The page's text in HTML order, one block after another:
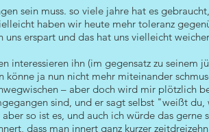
sein muss. so viele jahre hat es
haben wir heute mehr toleranz
erspart und das hat uns vielleicht
ihn (im gegensatz zu seinem
ja nun nicht mehr miteinander
– aber doch wird mir plötzlich
sind, und er sagt selbst "weißt
so ist es, und auch ich würde das gerne
dass man innert ganz kurzer